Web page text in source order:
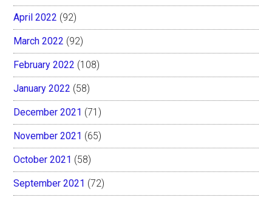
April 2022 (92)
March 2022 (92)
February 2022 (108)
January 2022 (58)
December 2021 (71)
November 2021 (65)
October 2021 (58)
September 2021 (72)